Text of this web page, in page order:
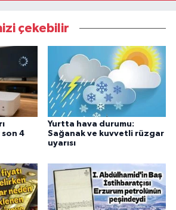
çekebilir
4
Yurtta hava durumu:
Sağanak ve kuvvetli rüzgar
uyarısı